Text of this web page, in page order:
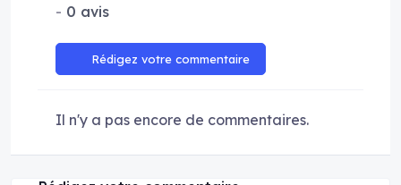
0 avis
Rédigez votre commentaire
Il n'y a pas encore de commentaires.